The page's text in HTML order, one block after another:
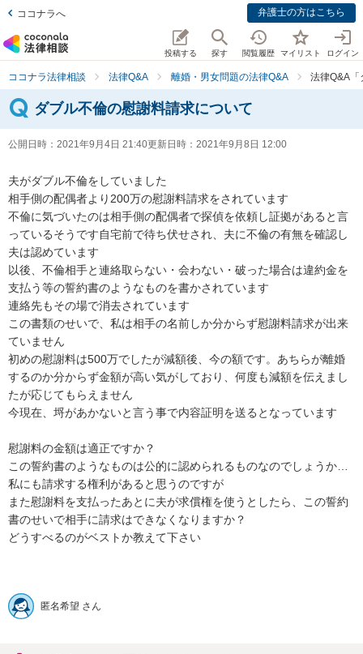
ココナラへ 弁護士の方はこちら
投稿する 探す 閲覧履歴 マイリスト ログイン
ココナラ法律相談 法律Q&A 離婚・男女問題の法律Q&A 法律Q&A「
ダブル不倫の慰謝料請求について
公開日時： 2021年9月4日 21:40更新日時： 2021年9月8日 12:00
夫がダブル不倫をしていました
相手側の配偶者より200万の慰謝料請求をされています
不倫に気づいたのは相手側の配偶者で探偵を依頼し証拠があると言
っているそうです自宅前で待ち伏せされ、夫に不倫の有無を確認し
夫は認めています
以後、不倫相手と連絡取らない・会わない・破った場合は違約金を
支払う等の誓約書のようなものを書かされています
連絡先もその場で消去されています
この書類のせいで、私は相手の名前しか分からず慰謝料請求が出来
ていません
初めの慰謝料は500万でしたが減額後、今の額です。あちらが離婚
するのか分からず金額が高い気がしており、何度も減額を伝えまし
たが応じてもらえません
今現在、埒があかないと言う事で内容証明を送るとなっています
慰謝料の金額は適正ですか？
この誓約書のようなものは公的に認められるものなのでしょうか…
私にも請求する権利があると思うのですが
また慰謝料を支払ったあとに夫が求償権を使うとしたら、この誓約
書のせいで相手に請求はできなくなりますか？
どうすべるのがベストか教えて下さい
匿名希望 さん